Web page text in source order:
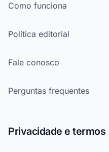
Como funciona
Política editorial
Fale conosco
Perguntas frequentes
Privacidade e termos